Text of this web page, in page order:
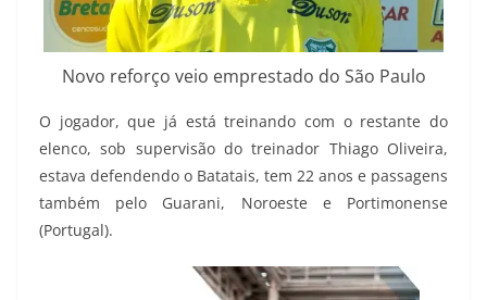
Novo reforço veio emprestado do São Paulo
O jogador, que já está treinando com o restante do
elenco, sob supervisão do treinador Thiago Oliveira,
estava defendendo o Batatais, tem 22 anos e passagens
também pelo Guarani, Noroeste e Portimonense
(Portugal).